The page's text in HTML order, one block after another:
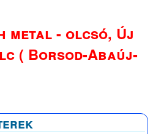
metal - olcsó, Új
( Borsod-Abaúj-